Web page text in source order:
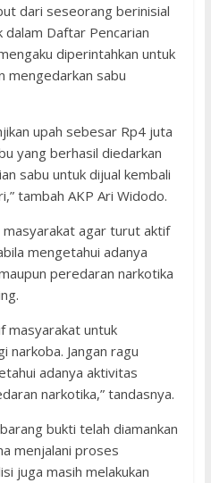
dari seseorang berinisial
dalam Daftar Pencarian
diperintahkan untuk
mengedarkan sabu
upah sebesar Rp4 juta
yang berhasil diedarkan
sabu untuk dijual kembali
tambah AKP Ari Widodo.
masyarakat agar turut aktif
mengetahui adanya
peredaran narkotika
masyarakat untuk
narkoba. Jangan ragu
adanya aktivitas
narkotika,” tandasnya.
bukti telah diamankan
menjalani proses
juga masih melakukan